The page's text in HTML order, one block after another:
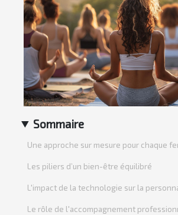
Sommaire
Une approche sur mesure pour chaque
Les piliers d’un bien-être équilibré
L'impact de la technologie sur la
Le rôle de l'accompagnement